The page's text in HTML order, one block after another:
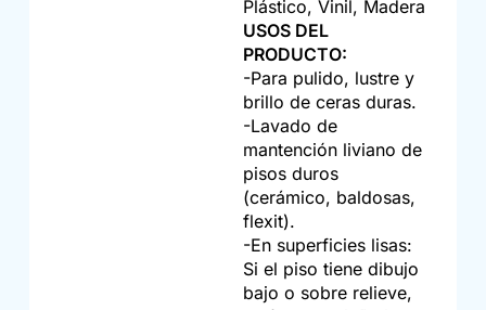
Plástico, Vinil, Madera
USOS DEL
PRODUCTO:
-Para pulido, lustre y
brillo de ceras duras.
-Lavado de
mantención liviano de
pisos duros
(cerámico, baldosas,
flexit).
-En superficies lisas:
Si el piso tiene dibujo
bajo o sobre relieve,